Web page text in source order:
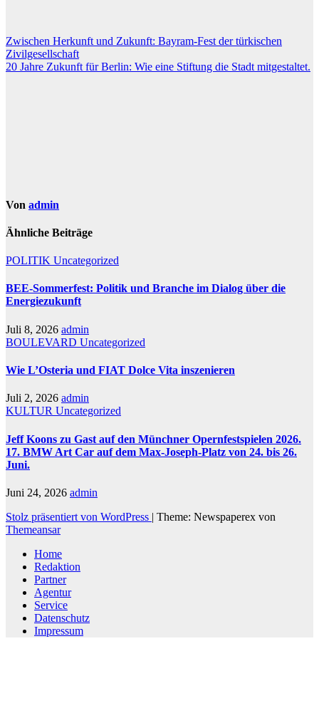
Beitragsnavigation
Zwischen Herkunft und Zukunft: Bayram-Fest der türkischen
Zivilgesellschaft
20 Jahre Zukunft für Berlin: Wie eine Stiftung die Stadt mitgestaltet.
Von admin
Ähnliche Beiträge
POLITIK Uncategorized
BEE-Sommerfest: Politik und Branche im Dialog über die
Energiezukunft
Juli 8, 2026 admin
BOULEVARD Uncategorized
Wie L’Osteria und FIAT Dolce Vita inszenieren
Juli 2, 2026 admin
KULTUR Uncategorized
Jeff Koons zu Gast auf den Münchner Opernfestspielen 2026.
17. BMW Art Car auf dem Max-Joseph-Platz von 24. bis 26.
Juni.
Juni 24, 2026 admin
Stolz präsentiert von WordPress | Theme: Newspaperex von
Themeansar
Home
Redaktion
Partner
Agentur
Service
Datenschutz
Impressum